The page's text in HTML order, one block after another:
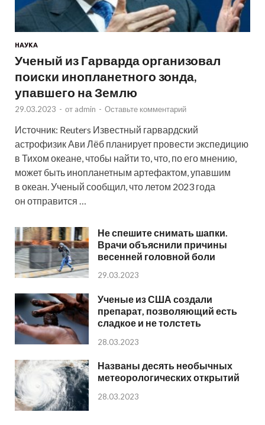
НАУКА
Ученый из Гарварда организовал
поиски инопланетного зонда,
упавшего на Землю
29.03.2023 - от admin - Оставьте комментарий
Источник: Reuters Известный гарвардский
астрофизик Ави Лёб планирует провести экспедицию
в Тихом океане, чтобы найти то, что, по его мнению,
может быть инопланетным артефактом, упавшим
в океан. Ученый сообщил, что летом 2023 года
он отправится …
Не спешите снимать шапки.
Врачи объяснили причины
весенней головной боли
29.03.2023
Ученые из США создали
препарат, позволяющий есть
сладкое и не толстеть
28.03.2023
Названы десять необычных
метеорологических открытий
28.03.2023